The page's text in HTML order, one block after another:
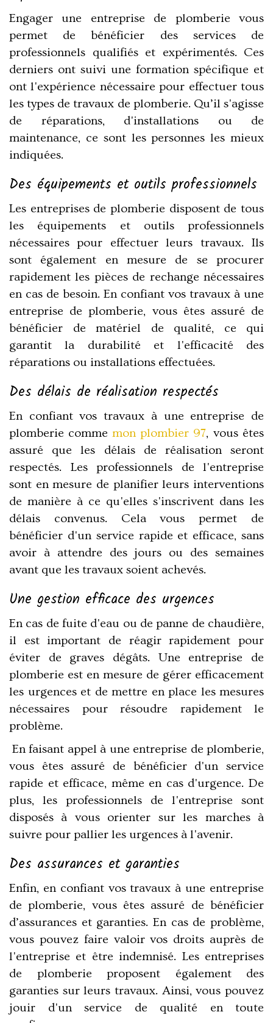
Engager une entreprise de plomberie vous
permet de bénéficier des services de
professionnels qualifiés et expérimentés. Ces
derniers ont suivi une formation spécifique et
ont l'expérience nécessaire pour effectuer tous
les types de travaux de plomberie. Qu’il s'agisse
de réparations, d'installations ou de
maintenance, ce sont les personnes les mieux
indiquées.
Des équipements et outils professionnels
Les entreprises de plomberie disposent de tous
les équipements et outils professionnels
nécessaires pour effectuer leurs travaux. Ils
sont également en mesure de se procurer
rapidement les pièces de rechange nécessaires
en cas de besoin. En confiant vos travaux à une
entreprise de plomberie, vous êtes assuré de
bénéficier de matériel de qualité, ce qui
garantit la durabilité et l'efficacité des
réparations ou installations effectuées.
Des délais de réalisation respectés
En confiant vos travaux à une entreprise de
plomberie comme mon plombier 97, vous êtes
assuré que les délais de réalisation seront
respectés. Les professionnels de l'entreprise
sont en mesure de planifier leurs interventions
de manière à ce qu'elles s'inscrivent dans les
délais convenus. Cela vous permet de
bénéficier d'un service rapide et efficace, sans
avoir à attendre des jours ou des semaines
avant que les travaux soient achevés.
Une gestion efficace des urgences
En cas de fuite d'eau ou de panne de chaudière,
il est important de réagir rapidement pour
éviter de graves dégâts. Une entreprise de
plomberie est en mesure de gérer efficacement
les urgences et de mettre en place les mesures
nécessaires pour résoudre rapidement le
problème.
En faisant appel à une entreprise de plomberie,
vous êtes assuré de bénéficier d'un service
rapide et efficace, même en cas d'urgence. De
plus, les professionnels de l'entreprise sont
disposés à vous orienter sur les marches à
suivre pour pallier les urgences à l'avenir.
Des assurances et garanties
Enfin, en confiant vos travaux à une entreprise
de plomberie, vous êtes assuré de bénéficier
d’assurances et garanties. En cas de problème,
vous pouvez faire valoir vos droits auprès de
l'entreprise et être indemnisé. Les entreprises
de plomberie proposent également des
garanties sur leurs travaux. Ainsi, vous pouvez
jouir d'un service de qualité en toute